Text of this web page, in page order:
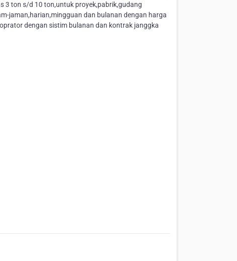
3 ton s/d 10 ton,untuk proyek,pabrik,gudang
jaman,harian,mingguan dan bulanan dengan harga
dengan sistim bulanan dan kontrak janggka